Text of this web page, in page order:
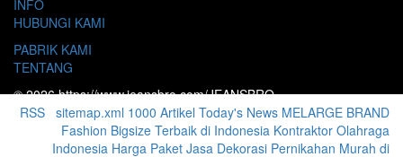
INFO
HUBUNGI KAMI
PABRIK KAMI
TENTANG
© 2026 https://www.jeansbro.com/JEANSBRO
RSS sitemap.xml 1000 Artikel Today's News MELARGE BRAND
Fashion Bigsize Terbaik di Indonesia Kontraktor Olahraga
Indonesia Harga Paket Jasa Dekorasi Pernikahan Murah di